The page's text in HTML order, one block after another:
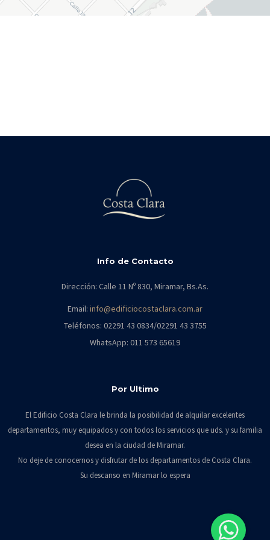
Info de Contacto
Dirección: Calle 11 Nº 830, Miramar, Bs.As.
Email: info@edificiocostaclara.com.ar
Teléfonos: 02291 43 0834/02291 43 3755
WhatsApp: 011 573 65619
Por Ultimo
El Edificio Costa Clara le brinda la posibilidad de alquilar excelentes
departamentos, muy equipados y con todos los servicios que uds. y su familia
desea en la ciudad de Miramar.
No deje de conocernos y disfrutar de los departamentos de Costa Clara.
Su descanso en Miramar lo espera